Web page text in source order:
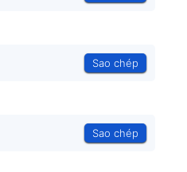
Sao chép
Sao chép